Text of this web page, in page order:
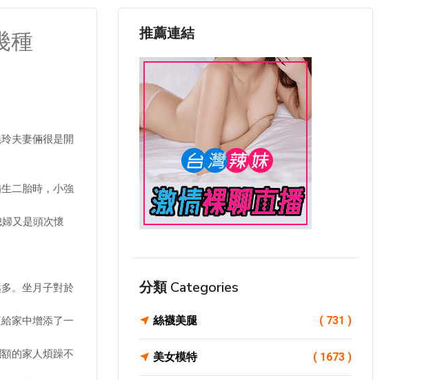
種
夫妻倆很是開
二胎時，小強
又是頭次懷
。坐月子對於
家中增添了一
的家人煩躁不
推薦連結
分類 Categories
絲襪美腿 ( 731 )
美女模特 ( 1673 )